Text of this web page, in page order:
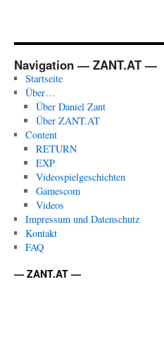
Navigation — ZANT.AT —
Startseite
Über…
Über Daniel Zant
Über ZANT.AT
Content
RETURN
EXP
Videospielgeschichten
Gamescom
Videos
Impressum und Datenschutz
Kontakt
FAQ
— ZANT.AT —